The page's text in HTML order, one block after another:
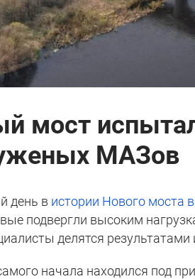
мост
МАЗов
день в истории Нового моста
подвергли высоким
делятся результатами
начала находился под